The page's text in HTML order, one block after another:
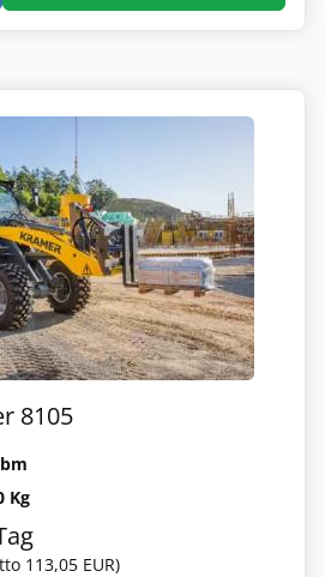
8105
Kg
113,05 EUR)